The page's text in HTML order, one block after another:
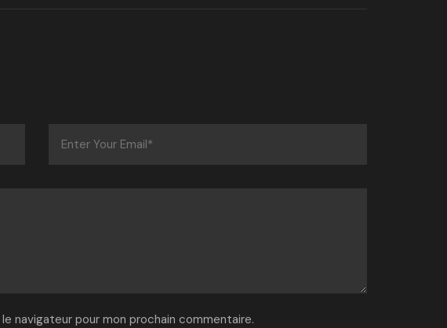
navigateur pour mon prochain commentaire.